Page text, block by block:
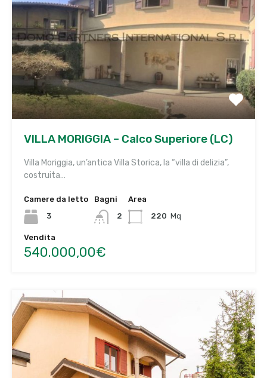
VILLA MORIGGIA – Calco Superiore (LC)
Villa Moriggia, un’antica Villa Storica, la “villa di delizia”,
costruita…
Camere da letto
3
Bagni
2
Area
220 Mq
Vendita
540.000,00€